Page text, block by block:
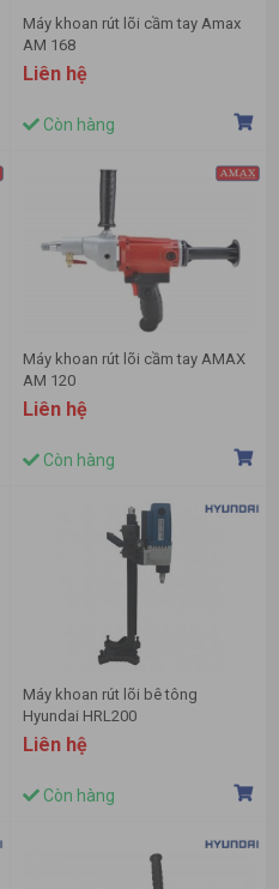
Máy khoan rút lõi cầm tay Amax
AM 168
Liên hệ
Còn hàng
Máy khoan rút lõi cầm tay AMAX
AM 120
Liên hệ
Còn hàng
Máy khoan rút lõi bê tông
Hyundai HRL200
Liên hệ
Còn hàng